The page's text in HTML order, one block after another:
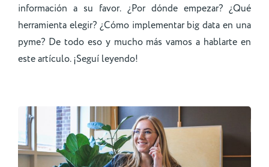
información a su favor. ¿Por dónde empezar? ¿Qué
herramienta elegir? ¿Cómo implementar big data en una
pyme? De todo eso y mucho más vamos a hablarte en
este artículo. ¡Seguí leyendo!